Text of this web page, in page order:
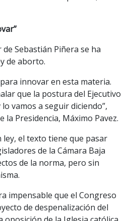
Sebastián Piñera se ha
de aborto.
innovar en esta materia.
que la postura del Ejecutivo
vamos a seguir diciendo”,
la Presidencia, Máximo Pavez.
ley, el texto tiene que pasar
de la Cámara Baja
de la norma, pero sin
impensable que el Congreso
de despenalización del